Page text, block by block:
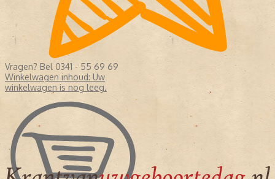
Vragen? Bel 0341 - 55 69 69
Winkelwagen inhoud: Uw
winkelwagen is nog leeg.